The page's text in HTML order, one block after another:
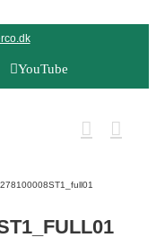
YouTube